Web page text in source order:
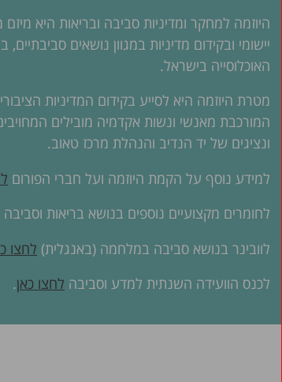
היוזמה למחקר ומדיניות סביבה ובריאות היא
יישומי ובקידום מדיניות במגוון נושאים
האוכלוסייה בישראל.
מטרת היוזמה היא לסייע בקידום המדיניות
המורכבת מאנשי ונשות אקדמיה מובילים
ונציגים של יד הנדיב והנהלת מרכז טאוב.
למידע נוסף על הקמת היוזמה ועל חברי הפורום
לחומרים מקצועיים נוספים בנושא בריאות
לוובינר בנושא סביבה במלחמה (באנגלית) לחצו
לכנס הוועידה השנתית למדע וסביבה לחצו כאן.